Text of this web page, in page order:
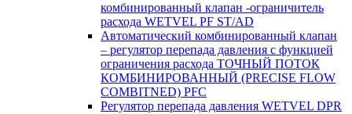
комбинированный клапан -ограничитель
расхода WETVEL PF ST/AD
Автоматический комбинированный клапан
– регулятор перепада давления с функцией
ограничения расхода ТОЧНЫЙ ПОТОК
КОМБИНИРОВАННЫЙ (PRECISE FLOW
COMBIТNED) PFC
Регулятор перепада давления WETVEL DPR